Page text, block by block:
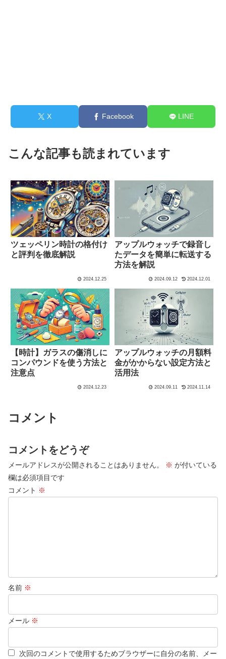
X Facebook LINE
こんな記事も読まれています
ツェッペリン時計の格付け
と評判を徹底解説
2024.12.25
アップルウォッチで録音し
たデータを簡単に転送する
方法を解説
2024.09.12 2024.12.01
【時計】ガラスの傷消しに
コンパウンドを使う方法と
注意点
2024.12.23
アップルウォッチの月額料
金がかからない設定方法と
活用法
2024.09.11 2024.11.14
コメント
コメントをどうぞ
メールアドレスが公開されることはありません。 ※ が付いている
欄は必須項目です
コメント ※
名前 ※
メール ※
次回のコメントで使用するためブラウザーに自分の名前、メー